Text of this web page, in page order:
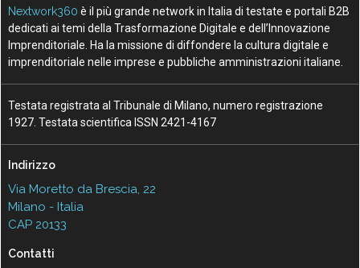
Nextwork360 è il più grande network in Italia di testate e portali B2B
dedicati ai temi della Trasformazione Digitale e dell’Innovazione
Imprenditoriale. Ha la missione di diffondere la cultura digitale e
imprenditoriale nelle imprese e pubbliche amministrazioni italiane.
Testata registrata al Tribunale di Milano, numero registrazione
1927. Testata scientifica ISSN 2421-4167
Indirizzo
Via Moretto da Brescia, 22
Milano - Italia
CAP 20133
Contatti